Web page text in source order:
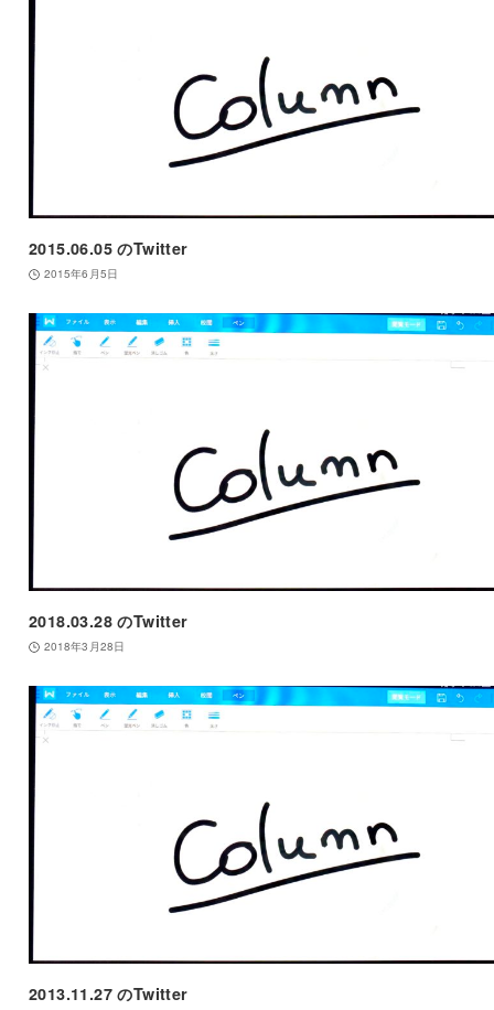
2015.06.05 のTwitter
2015年6月5日
2018.03.28 のTwitter
2018年3月28日
2013.11.27 のTwitter